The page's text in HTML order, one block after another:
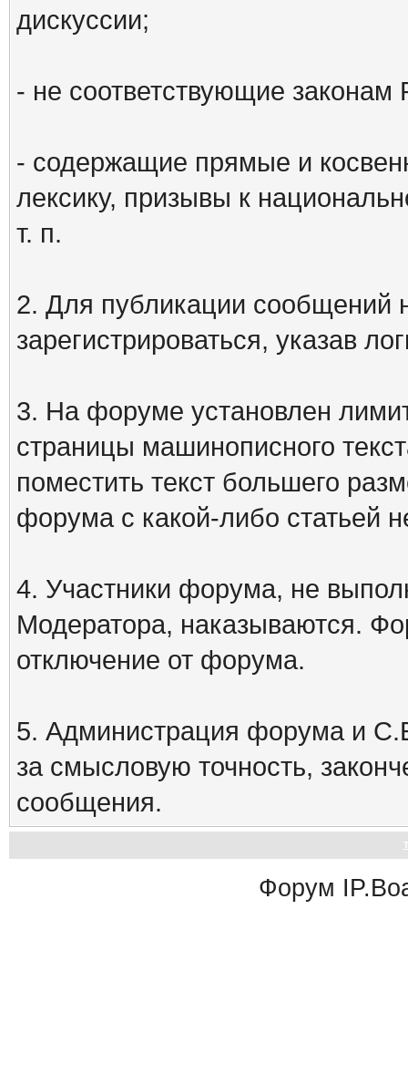
дискуссии;
- не соответствующие законам
- содержащие прямые и
лексику, призывы к
т. п.
2. Для публикации сообщений
зарегистрироваться, указав
3. На форуме установлен
страницы машинописного
поместить текст большего
форума с какой-либо статьей
4. Участники форума, не
Модератора, наказываются.
отключение от форума.
5. Администрация форума и
за смысловую точность,
сообщения.
Форум